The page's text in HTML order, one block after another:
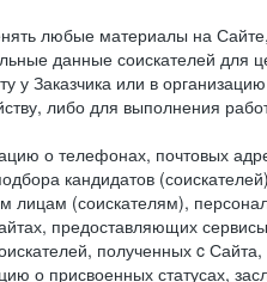
любые материалы на
данные соискателей для
у Заказчика или в
либо для выполнения
о телефонах, почтовых
кандидатов
лицам (соискателям),
предоставляющих
полученных c
о присвоенных статусах,